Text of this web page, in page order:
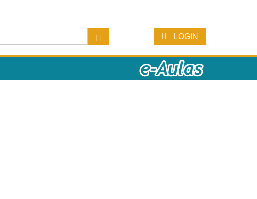
LOGIN